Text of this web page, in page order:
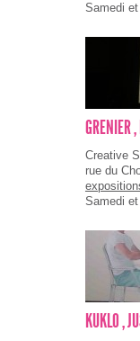
Samedi
GRENIER
Creative
rue du
Samedi
KUKLO ,